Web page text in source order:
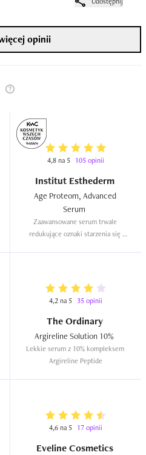
opinii
4,8 na 5 105 opinii
Institut Esthederm
Age Proteom, Advanced
Zaawansowane serum trwale
redukujące oznaki starzenia się
4,2 na 5 35 opinii
The Ordinary
Lekkie serum z 10% kompleksem
Argireline Peptide
4,6 na 5 17 opinii
Eveline Cosmetics